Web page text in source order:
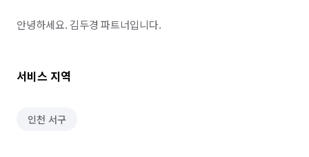
안녕하세요. 김두경 파트너입니다.
서비스 지역
인천 서구